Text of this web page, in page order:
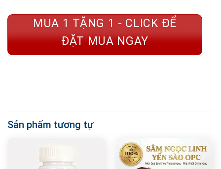
MUA 1 TẶNG 1 - CLICK ĐỂ
ĐẶT MUA NGAY
Sản phẩm tương tự